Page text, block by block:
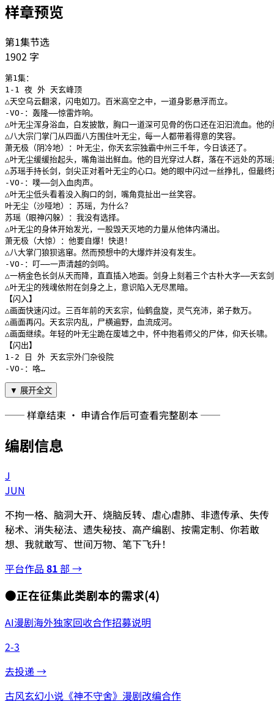
样章预览
第1集节选
1902 字
第1集：
1-1 夜 外 天玄峰顶
△天空乌云翻滚，闪电如刀。百米高空之中，一道身影悬浮而立。
-VO-：轰隆——惊雷炸响。
△叶无尘浑身浴血，白发披散，胸口一道深可见骨的伤口还在汩汩流血。他
△八大宗门掌门从四面八方围住叶无尘，每一人都带着得意的笑容。
萧无极（阴冷地）：叶无尘，你天玄宗独霸中州三千年，今日该还了。
△叶无尘缓缓抬起头，嘴角溢出鲜血。他的目光穿过人群，落在不远处的苏瑶
△苏瑶手持长剑，剑尖正对着叶无尘的心口。她的眼中闪过一丝挣扎，但最
-VO-：噗——剑入血肉声。
△叶无尘低头看着没入胸口的剑，嘴角竟扯出一丝笑容。
叶无尘（沙哑地）：苏瑶，为什么？
苏瑶（眼神闪躲）：我没有选择。
△叶无尘的身体开始发光，一股毁天灭地的力量从他体内涌出。
萧无极（大惊）：他要自爆！快退！
△八大掌门狼狈逃窜。然而预想中的大爆炸并没有发生。
-VO-：叮——一声清越的剑鸣。
△一柄金色长剑从天而降，直直插入地面。剑身上刻着三个古朴大字——天玄
△叶无尘的残魂依附在剑身之上，意识陷入无尽黑暗。
【闪入】
△画面快速闪过。三百年前的天玄宗，仙鹤盘旋，灵气充沛，弟子数万。
△画面再闪。天玄宗内乱，尸横遍野，血流成河。
△画面继续。年轻的叶无尘跪在废墟之中，怀中抱着师父的尸体，仰天长啸。
【闪出】
1-2 日 外 天玄宗外门杂役院
-VO-：咯…
▼ 展开全文
── 样章结束 · 申请合作后可查看完整剧本 ──
编剧信息
J
JUN
不拘一格、脑洞大开、烧脑反转、虐心虐肺、非遗传承、失传
秘术、消失秘法、遗失秘技、高产编剧、按需定制、你若敢
想、我就敢写、世间万物、笔下飞升！
平台作品 81部 →
●正在征集此类剧本的需求(4)
AI漫剧海外独家回收合作招募说明
2-3
去投递 →
古风玄幻小说《神不守舍》漫剧改编合作